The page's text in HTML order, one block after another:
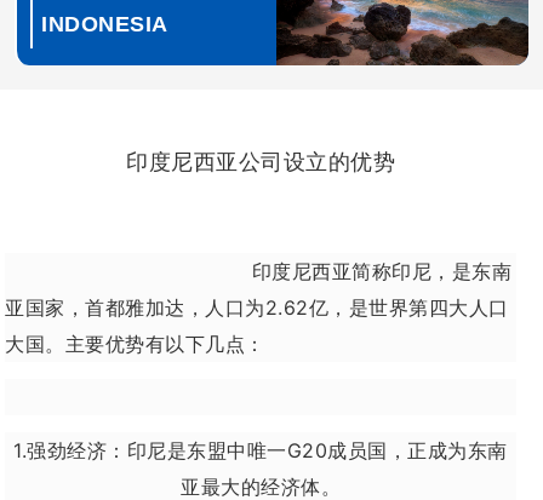
成
联
国
业
务
动
于
INDONESIA
印度尼西亚公司设立的优势
印度尼西亚简称印尼，是东南
亚国家，首都雅加达，人口为2.62亿，是世界第四大人口
大国。主要优势有以下几点：
1.强劲经济：印尼是东盟中唯一G20成员国，正成为东南
亚最大的经济体。